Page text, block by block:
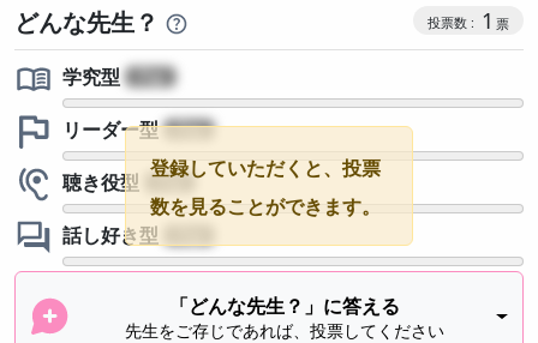
どんな先生？ コミュニ
1
学究型
?
リーダー型
?
聴き役型
?
話し好き型
「どんな先生？」に答える
先生をご存じであれば、投票してください
登録していただくと、投票
数を見ることができます。